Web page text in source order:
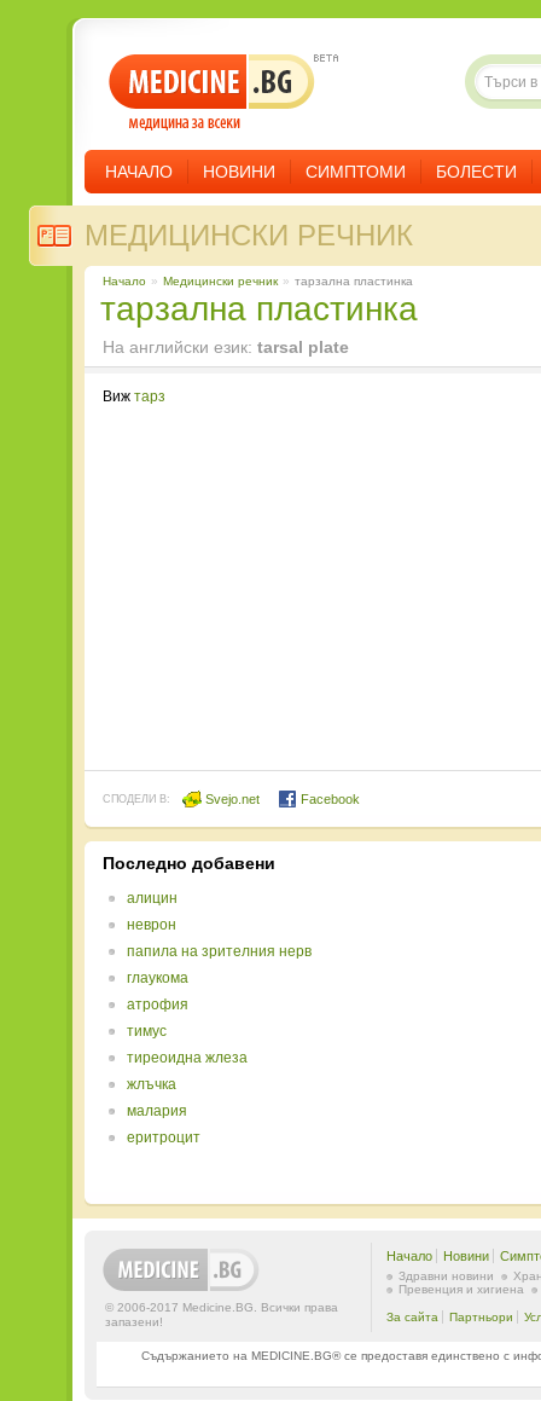
НАЧАЛО НОВИНИ СИМПТОМИ БОЛЕСТИ
МЕДИЦИНСКИ РЕЧНИК
Начало » Медицински речник » тарзална пластинка
тарзална пластинка
На английски език: tarsal plate
Виж тарз
СПОДЕЛИ В: Svejo.net Facebook
Последно добавени
алицин
неврон
папила на зрителния нерв
глаукома
атрофия
тимус
тиреоидна жлеза
жлъчка
малария
еритроцит
© 2006-2017 Medicine.BG. Всички права
запазени!
Начало Новини
Здравни новини
Превенция и хигиена
За сайта Партньори
Съдържанието на MEDICINE.BG® се предоставя единствено с